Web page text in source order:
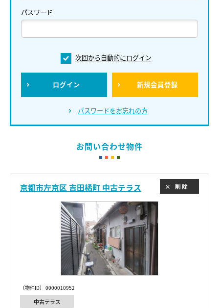
パスワード
次回から自動的にログイン
ログイン 新規会員登録
パスワードをお忘れの方
お問い合わせ物件
京都市左京区 吉田橘町 中古テラス 削除
〔物件ID〕 0000010952
中古テラス